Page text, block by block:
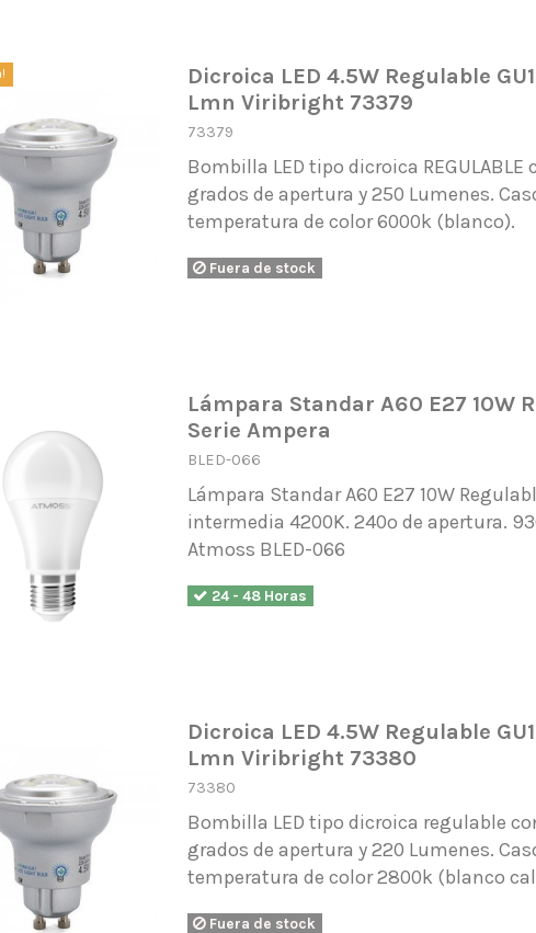
Dicroica LED 4.5W Regulable
Lmn Viribright 73379
73379
Bombilla LED tipo dicroica
grados de apertura y 250 Lumenes.
temperatura de color 6000k (blanco).
Fuera de stock
Lámpara Standar A60 E27 10W
Serie Ampera
BLED-066
Lámpara Standar A60 E27 10W
intermedia 4200K. 240º de apertura.
Atmoss BLED-066
24 - 48 Horas
Dicroica LED 4.5W Regulable
Lmn Viribright 73380
73380
Bombilla LED tipo dicroica regulable
grados de apertura y 220 Lumenes.
temperatura de color 2800k (blanco
Fuera de stock